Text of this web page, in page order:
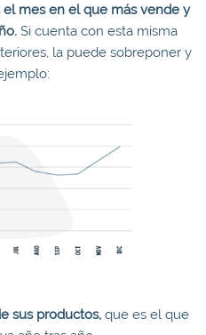
el mes en el que más vende y
Si cuenta con esta misma
la puede sobreponer y
sus productos, que es el que